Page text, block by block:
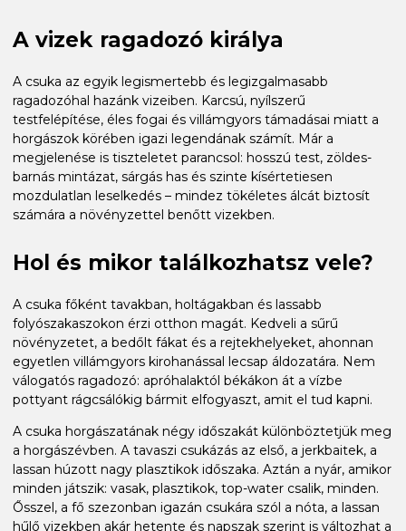
A vizek ragadozó királya
A csuka az egyik legismertebb és legizgalmasabb
ragadozóhal hazánk vizeiben. Karcsú, nyílszerű
testfelépítése, éles fogai és villámgyors támadásai miatt a
horgászok körében igazi legendának számít. Már a
megjelenése is tiszteletet parancsol: hosszú test, zöldes-
barnás mintázat, sárgás has és szinte kísértetiesen
mozdulatlan leselkedés – mindez tökéletes álcát biztosít
számára a növényzettel benőtt vizekben.
Hol és mikor találkozhatsz vele?
A csuka főként tavakban, holtágakban és lassabb
folyószakaszokon érzi otthon magát. Kedveli a sűrű
növényzetet, a bedőlt fákat és a rejtekhelyeket, ahonnan
egyetlen villámgyors kirohanással lecsap áldozatára. Nem
válogatós ragadozó: apróhalaktól békákon át a vízbe
pottyant rágcsálókig bármit elfogyaszt, amit el tud kapni.
A csuka horgászatának négy időszakát különböztetjük meg
a horgászévben. A tavaszi csukázás az első, a jerkbaitek, a
lassan húzott nagy plasztikok időszaka. Aztán a nyár, amikor
minden játszik: vasak, plasztikok, top-water csalik, minden.
Ősszel, a fő szezonban igazán csukára szól a nóta, a lassan
hűlő vizekben akár hetente és napszak szerint is változhat a